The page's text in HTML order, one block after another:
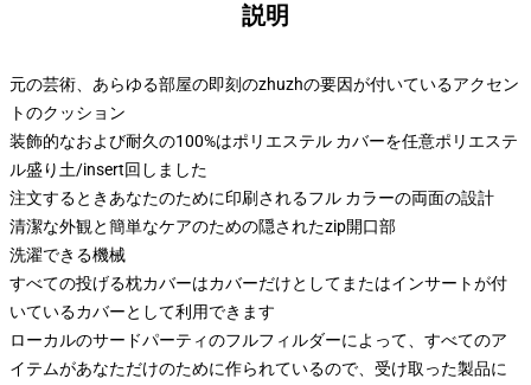
説明
元の芸術、あらゆる部屋の即刻のzhuzhの要因が付いているアクセン
トのクッション
装飾的なおよび耐久の100%はポリエステル カバーを任意ポリエステ
ル盛り土/insert回しました
注文するときあなたのために印刷されるフル カラーの両面の設計
清潔な外観と簡単なケアのための隠されたzip開口部
洗濯できる機械
すべての投げる枕カバーはカバーだけとしてまたはインサートが付
いているカバーとして利用できます
ローカルのサードパーティのフルフィルダーによって、すべてのア
イテムがあなただけのために作られているので、受け取った製品に